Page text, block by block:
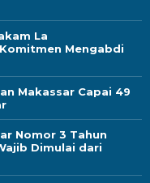
La
Mengabdi
Makassar Capai 49
Nomor 3 Tahun
Dimulai dari